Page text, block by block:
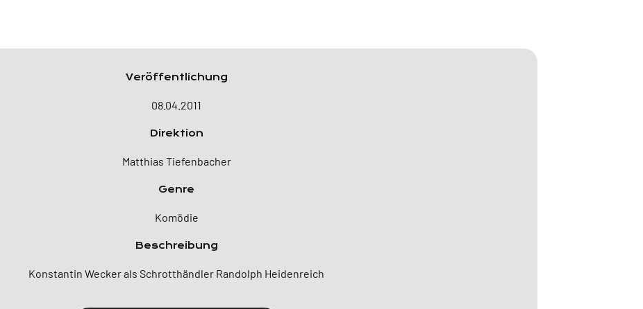
Veröffentlichung
08.04.2011
Direktion
Matthias Tiefenbacher
Genre
Komödie
Beschreibung
Konstantin Wecker als Schrotthändler Randolph Heidenreich